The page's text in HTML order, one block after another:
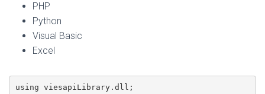
PHP
Python
Visual Basic
Excel
using viesapiLibrary.dll;